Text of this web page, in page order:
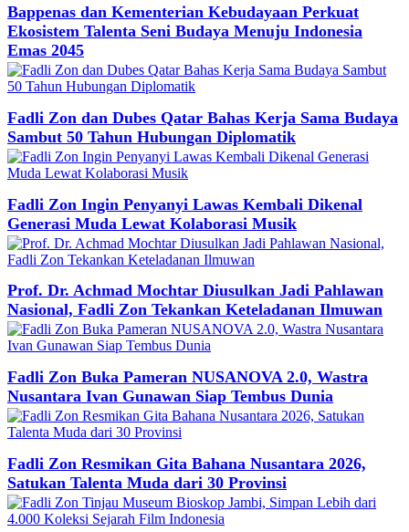
Bappenas dan Kementerian Kebudayaan Perkuat
Ekosistem Talenta Seni Budaya Menuju Indonesia
Emas 2045
Fadli Zon dan Dubes Qatar Bahas Kerja Sama Budaya
Sambut 50 Tahun Hubungan Diplomatik
Fadli Zon Ingin Penyanyi Lawas Kembali Dikenal
Generasi Muda Lewat Kolaborasi Musik
Prof. Dr. Achmad Mochtar Diusulkan Jadi Pahlawan
Nasional, Fadli Zon Tekankan Keteladanan Ilmuwan
Fadli Zon Buka Pameran NUSANOVA 2.0, Wastra
Nusantara Ivan Gunawan Siap Tembus Dunia
Fadli Zon Resmikan Gita Bahana Nusantara 2026,
Satukan Talenta Muda dari 30 Provinsi